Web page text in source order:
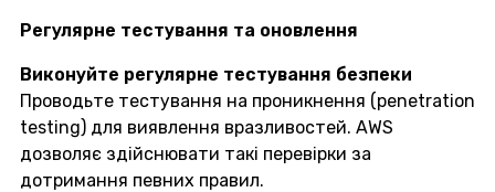
Регулярне тестування та оновлення
Виконуйте регулярне тестування безпеки
Проводьте тестування на проникнення (penetration
testing) для виявлення вразливостей. AWS
дозволяє здійснювати такі перевірки за
дотримання певних правил.